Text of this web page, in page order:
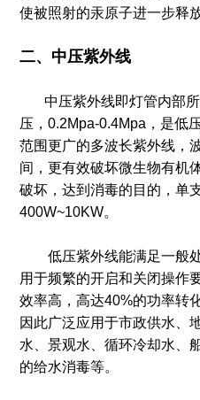
使被照射的汞原子进一步释
二、中压紫外线
中压紫外线即灯管内部所
压，0.2Mpa-0.4Mpa，是低
范围更广的多波长紫外线，
间，更有效破坏微生物有机
破坏，达到消毒的目的，单
400W~10KW。
低压紫外线能满足一般处
用于频繁的开启和关闭操作
效率高，高达40%的功率转
因此广泛应用于市政供水、
水、景观水、循环冷却水、
的给水消毒等。